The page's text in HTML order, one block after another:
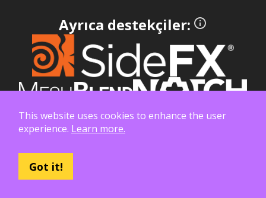
Ayrıca destekçiler:
This website uses cookies to enhance the user
experience. Learn more.
Got it!